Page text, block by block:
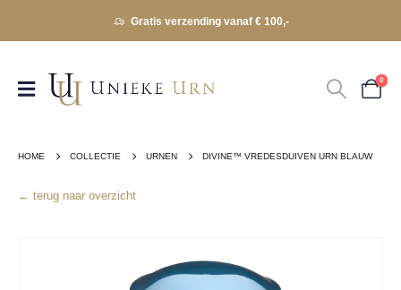
Gratis verzending vanaf € 100,-
0
HOME COLLECTIE URNEN DIVINE™ VREDESDUIVEN URN BLAUW
← terug naar overzicht